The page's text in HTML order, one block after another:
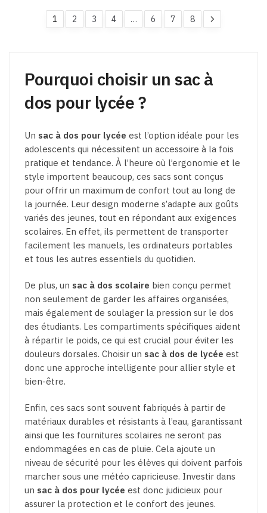
sur
la
produit
1 2 3 4 … 6 7 8
Pourquoi choisir un sac à
dos pour lycée ?
Un sac à dos pour lycée est l’option idéale pour les
adolescents qui nécessitent un accessoire à la fois
pratique et tendance. À l’heure où l’ergonomie et le
style importent beaucoup, ces sacs sont conçus
pour offrir un maximum de confort tout au long de
la journée. Leur design moderne s’adapte aux goûts
variés des jeunes, tout en répondant aux exigences
scolaires. En effet, ils permettent de transporter
facilement les manuels, les ordinateurs portables
et tous les autres essentiels du quotidien.
De plus, un sac à dos scolaire bien conçu permet
non seulement de garder les affaires organisées,
mais également de soulager la pression sur le dos
des étudiants. Les compartiments spécifiques aident
à répartir le poids, ce qui est crucial pour éviter les
douleurs dorsales. Choisir un sac à dos de lycée est
donc une approche intelligente pour allier style et
bien-être.
Enfin, ces sacs sont souvent fabriqués à partir de
matériaux durables et résistants à l’eau, garantissant
ainsi que les fournitures scolaires ne seront pas
endommagées en cas de pluie. Cela ajoute un
niveau de sécurité pour les élèves qui doivent parfois
marcher sous une météo capricieuse. Investir dans
un sac à dos pour lycée est donc judicieux pour
assurer la protection et le confort des jeunes.